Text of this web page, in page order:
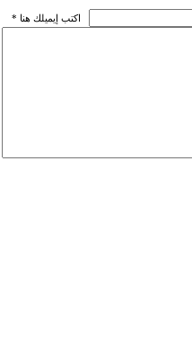
* اكتب إيميلك هنا